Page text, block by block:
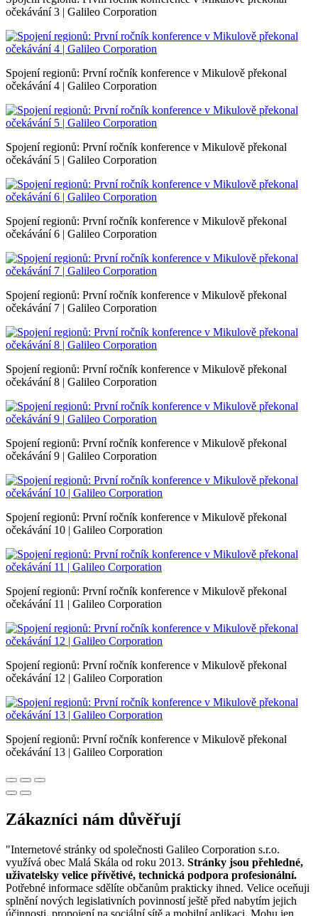
očekávání 3 | Galileo Corporation
Spojení regionů: První ročník konference v Mikulově překonal
očekávání 4 | Galileo Corporation
Spojení regionů: První ročník konference v Mikulově překonal
očekávání 5 | Galileo Corporation
Spojení regionů: První ročník konference v Mikulově překonal
očekávání 6 | Galileo Corporation
Spojení regionů: První ročník konference v Mikulově překonal
očekávání 7 | Galileo Corporation
Spojení regionů: První ročník konference v Mikulově překonal
očekávání 8 | Galileo Corporation
Spojení regionů: První ročník konference v Mikulově překonal
očekávání 9 | Galileo Corporation
Spojení regionů: První ročník konference v Mikulově překonal
očekávání 10 | Galileo Corporation
Spojení regionů: První ročník konference v Mikulově překonal
očekávání 11 | Galileo Corporation
Spojení regionů: První ročník konference v Mikulově překonal
očekávání 12 | Galileo Corporation
Spojení regionů: První ročník konference v Mikulově překonal
očekávání 13 | Galileo Corporation
Zákazníci nám důvěřují
"Internetové stránky od společnosti Galileo Corporation s.r.o.
využívá obec Malá Skála od roku 2013. Stránky jsou přehledné,
uživatelsky velice přívětivé, technická podpora profesionální.
Potřebné informace sdělíte občanům prakticky ihned. Velice oceňuji
splnění nových legislativních povinností ještě před nabytím jejich
účinnosti, propojení na sociální sítě a mobilní aplikaci. Mohu jen